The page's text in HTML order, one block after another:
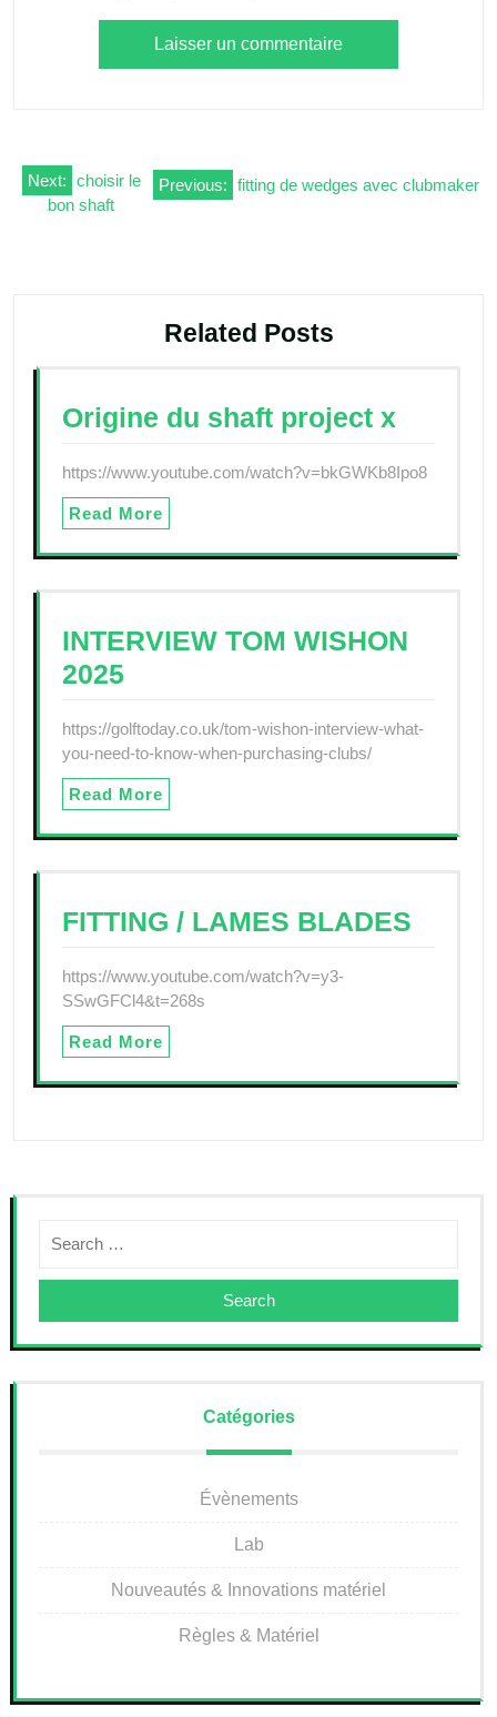
Navigation
Previous: fitting de wedges avec clubmaker
Next: choisir le
bon shaft
Related Posts
Origine du shaft project x
https://www.youtube.com/watch?v=bkGWKb8Ipo8
Read More
INTERVIEW TOM WISHON
2025
https://golftoday.co.uk/tom-wishon-interview-what-
you-need-to-know-when-purchasing-clubs/
Read More
FITTING / LAMES BLADES
https://www.youtube.com/watch?v=y3-
SSwGFCl4&t=268s
Read More
Search
Catégories
Évènements
Lab
Nouveautés & Innovations matériel
Règles & Matériel